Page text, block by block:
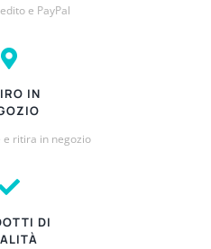
e PayPal
IN
e ritira in negozio
DI